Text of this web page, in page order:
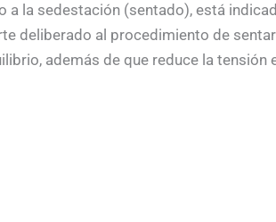
la sedestación (sentado), está
deliberado al procedimiento de
además de que reduce la tensión